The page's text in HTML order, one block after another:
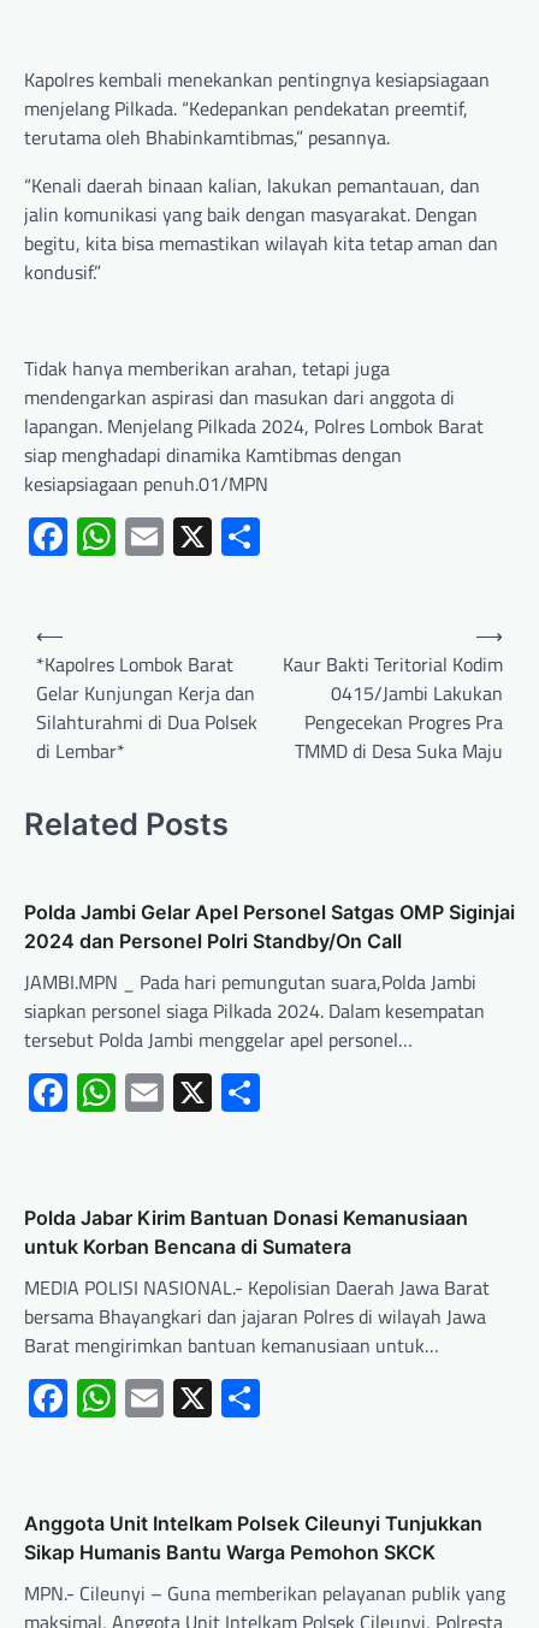
Kapolres kembali menekankan pentingnya kesiapsiagaan
menjelang Pilkada. “Kedepankan pendekatan preemtif,
terutama oleh Bhabinkamtibmas,” pesannya.
“Kenali daerah binaan kalian, lakukan pemantauan, dan
jalin komunikasi yang baik dengan masyarakat. Dengan
begitu, kita bisa memastikan wilayah kita tetap aman dan
kondusif.”
Tidak hanya memberikan arahan, tetapi juga
mendengarkan aspirasi dan masukan dari anggota di
lapangan. Menjelang Pilkada 2024, Polres Lombok Barat
siap menghadapi dinamika Kamtibmas dengan
kesiapsiagaan penuh.01/MPN
Facebook
WhatsApp
Email
X
⟵
*Kapolres Lombok Barat
Gelar Kunjungan Kerja dan
Silahturahmi di Dua Polsek
di Lembar*
Kaur Bakti Teritorial Kodim
0415/Jambi Lakukan
Pengecekan Progres Pra
TMMD di Desa Suka Maju
⟶
Related Posts
Polda Jambi Gelar Apel Personel Satgas OMP Siginjai
2024 dan Personel Polri Standby/On Call
JAMBI.MPN _ Pada hari pemungutan suara,Polda Jambi
siapkan personel siaga Pilkada 2024. Dalam kesempatan
tersebut Polda Jambi menggelar apel personel…
Facebook
WhatsApp
Email
X
Polda Jabar Kirim Bantuan Donasi Kemanusiaan
untuk Korban Bencana di Sumatera
MEDIA POLISI NASIONAL.- Kepolisian Daerah Jawa Barat
bersama Bhayangkari dan jajaran Polres di wilayah Jawa
Barat mengirimkan bantuan kemanusiaan untuk…
Facebook
WhatsApp
Email
X
Anggota Unit Intelkam Polsek Cileunyi Tunjukkan
Sikap Humanis Bantu Warga Pemohon SKCK
MPN.- Cileunyi – Guna memberikan pelayanan publik yang